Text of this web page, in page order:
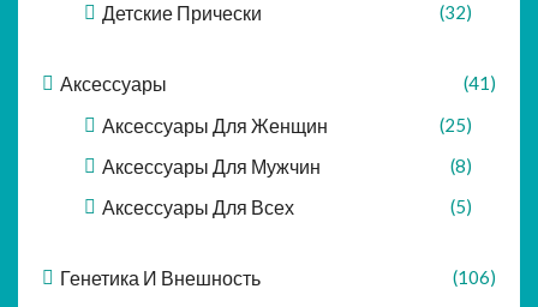
Детские Прически (32)
Аксессуары (41)
Аксессуары Для Женщин (25)
Аксессуары Для Мужчин (8)
Аксессуары Для Всех (5)
Генетика И Внешность (106)